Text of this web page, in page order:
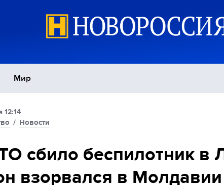
Мир
Политика
Экономика
Спорт
12:14
/ Новости
сбило беспилотник в
взорвался в Молдавии